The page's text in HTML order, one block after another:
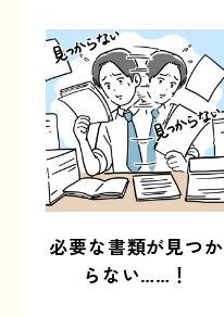
必要な書類が見つか
らない……！